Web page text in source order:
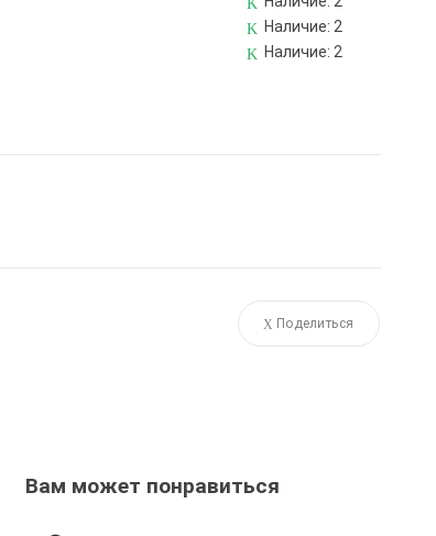
Наличие: 2
Наличие: 2
Поделиться
Вам может понравиться